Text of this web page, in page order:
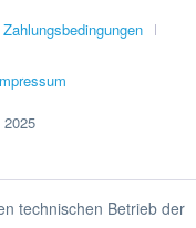
technischen Betrieb der